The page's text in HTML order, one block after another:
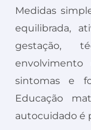
Medidas
equilibrada,
gestação,
sintomas e
Educação
autocuidado é